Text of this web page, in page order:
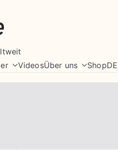
VideosÜber uns ShopDE